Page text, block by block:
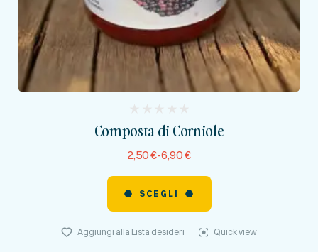
Composta di Corniole
reviews)
2,50€-6,90€
SCEGLI
Aggiungi alla Lista desideri Quick view